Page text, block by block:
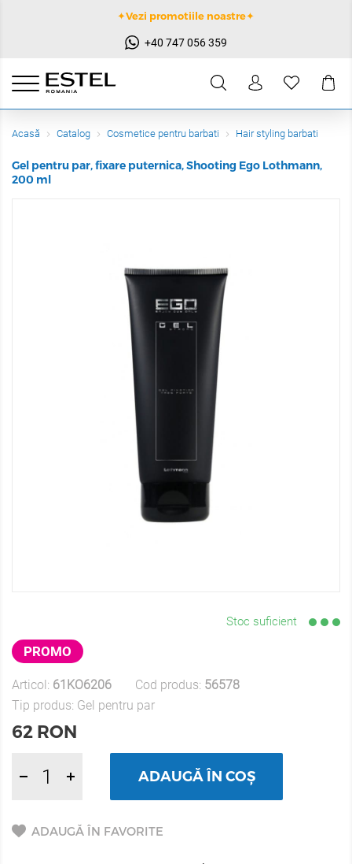
✦Vezi promotiile noastre✦
+40 747 056 359
Acasă Catalog Cosmetice pentru barbati Hair styling barbati
Gel pentru par, fixare puternica, Shooting Ego Lothmann,
200 ml
Stoc suficient
PROMO
Articol: 61KO6206 Cod produs: 56578
Tip produs: Gel pentru par
62 RON
ADAUGĂ ÎN COȘ
ADAUGĂ ÎN FAVORITE